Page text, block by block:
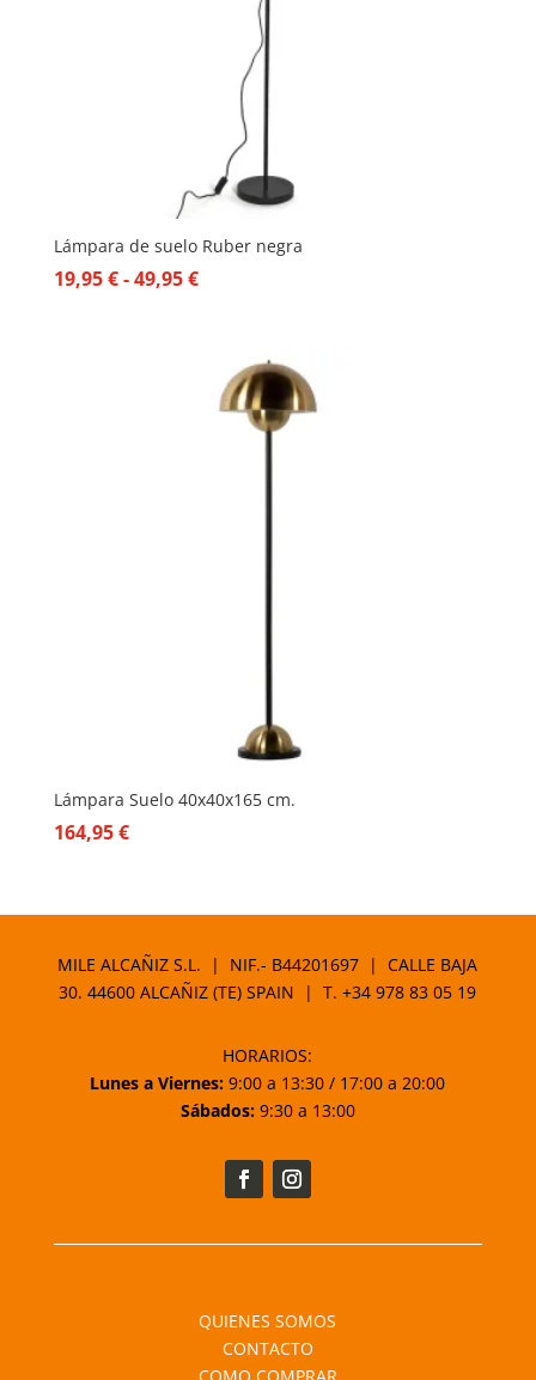
Lámpara de suelo Ruber negra
19,95€-49,95€Rango
desde
19,95 €
Lámpara Suelo 40x40x165 cm.
164,95€
MILE ALCAÑIZ S.L. | NIF.- B44201697 | CALLE BAJA
30. 44600 ALCAÑIZ (TE) SPAIN | T.+34 978 83 05 19
HORARIOS:
Lunes a Viernes: 9:00 a 13:30 / 17:00 a 20:00
Sábados:9:30 a 13:00
QUIENES SOMOS
CONTACTO